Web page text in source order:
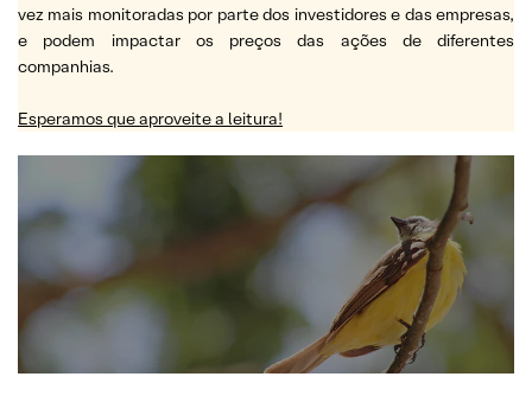
vez mais monitoradas por parte dos investidores e das empresas,
e podem impactar os preços das ações de diferentes
companhias.
Esperamos que aproveite a leitura!